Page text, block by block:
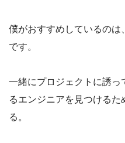
僕がおすすめしているのは
です。
一緒にプロジェクトに誘っ
るエンジニアを見つける
る。